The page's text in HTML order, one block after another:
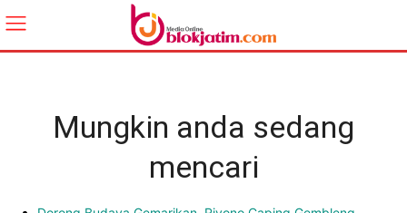
Mungkin anda sedang
mencari